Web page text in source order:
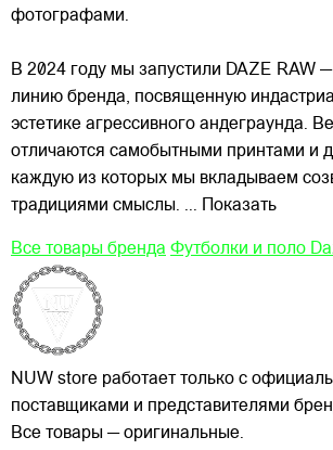
фотографами.
В 2024 году мы запустили DAZE RAW
линию бренда, посвященную
эстетике агрессивного андеграунда.
отличаются самобытными принтами и
каждую из которых мы вкладываем
традициями смыслы. ... Показать
Все товары бренда Футболки и поло
NUW store работает только с
поставщиками и представителями
Все товары — оригинальные.